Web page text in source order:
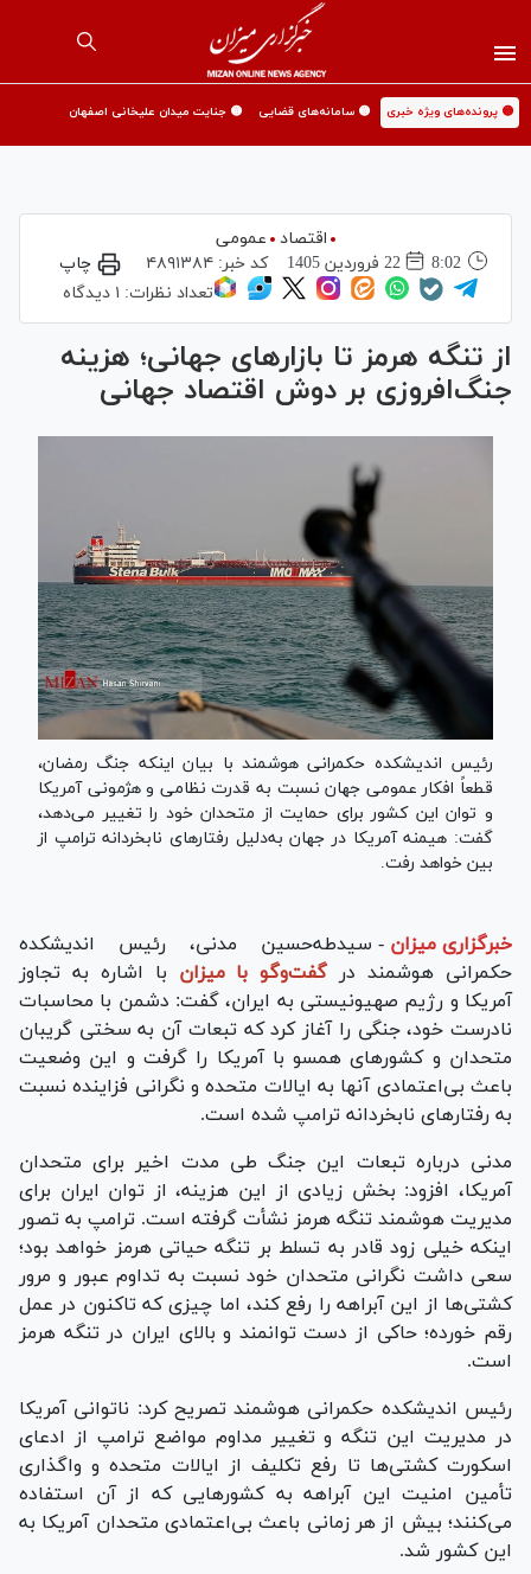
🟡 پرونده‌های ویژه خبری 🟡 سامانه‌های قضایی 🟡 جنایت میدان علیخانی اصفهان
اقتصاد
عمومی
8:02
22 فروردين 1405 کد خبر:۴۸۹۱۳۸۴
چاپ
تعداد نظرات: ۱ دیدگاه
از تنگه هرمز تا بازار‌های جهانی؛ هزینه
جنگ‌افروزی بر دوش اقتصاد جهانی
رئیس اندیشکده حکمرانی هوشمند با بیان اینکه جنگ رمضان،
قطعاً افکار عمومی جهان نسبت به قدرت نظامی و هژمونی آمریکا
و توان این کشور برای حمایت از متحدان خود را تغییر می‌دهد،
گفت: هیمنه آمریکا در جهان به‌دلیل رفتار‌های نابخردانه ترامپ از
بین خواهد رفت.
خبرگزاری میزان - سیدطه‌حسین مدنی، رئیس اندیشکده
حکمرانی هوشمند درگفت‌و‌گو با میزان با اشاره به تجاوز
آمریکا و رژیم صهیونیستی به ایران، گفت: دشمن با محاسبات
نادرست خود، جنگی را آغاز کرد که تبعات آن به سختی گریبان
متحدان و کشور‌های همسو با آمریکا را گرفت و این وضعیت
باعث بی‌اعتمادی آنها به ایالات متحده و نگرانی فزاینده نسبت
به رفتار‌های نابخردانه ترامپ شده است.
مدنی درباره تبعات این جنگ طی مدت اخیر برای متحدان
آمریکا، افزود: بخش زیادی از این هزینه، از توان ایران برای
مدیریت هوشمند تنگه هرمز نشأت گرفته است. ترامپ به تصور
اینکه خیلی زود قادر به تسلط بر تنگه حیاتی هرمز خواهد بود؛
سعی داشت نگرانی متحدان خود نسبت به تداوم عبور و مرور
کشتی‌ها از این آبراهه را رفع کند، اما چیزی که تاکنون در عمل
رقم خورده؛ حاکی از دست توانمند و بالای ایران در تنگه هرمز
است.
رئیس اندیشکده حکمرانی هوشمند تصریح کرد: ناتوانی آمریکا
در مدیریت این تنگه و تغییر مداوم مواضع ترامپ از ادعای
اسکورت کشتی‌ها تا رفع تکلیف از ایالات متحده و واگذاری
تأمین امنیت این آبراهه به کشور‌هایی که از آن استفاده
می‌کنند؛ بیش از هر زمانی باعث بی‌اعتمادی متحدان آمریکا به
این کشور شد.